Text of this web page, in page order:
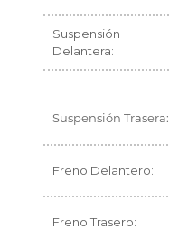
Suspensión
Delantera:
Suspensión Trasera:
Freno Delantero:
Freno Trasero: